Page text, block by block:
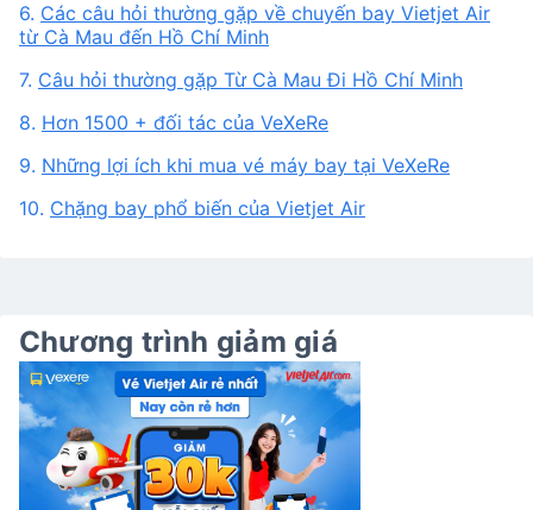
6. Các câu hỏi thường gặp về chuyến bay Vietjet Air
từ Cà Mau đến Hồ Chí Minh
7. Câu hỏi thường gặp Từ Cà Mau Đi Hồ Chí Minh
8. Hơn 1500 + đối tác của VeXeRe
9. Những lợi ích khi mua vé máy bay tại VeXeRe
10. Chặng bay phổ biến của Vietjet Air
Chương trình giảm giá